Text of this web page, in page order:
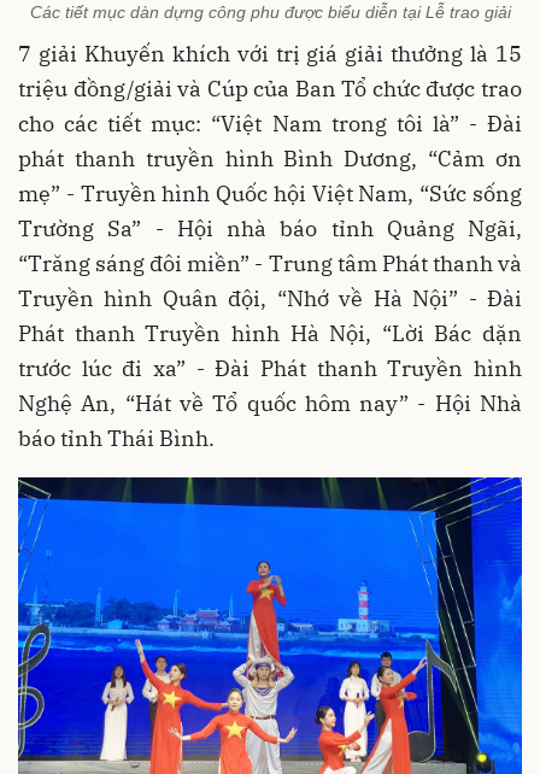
Các tiết mục dàn dựng công phu được biểu diễn tại Lễ trao giải
7 giải Khuyến khích với trị giá giải thưởng là 15
triệu đồng/giải và Cúp của Ban Tổ chức được trao
cho các tiết mục: “Việt Nam trong tôi là” - Đài
phát thanh truyền hình Bình Dương, “Cảm ơn
mẹ” - Truyền hình Quốc hội Việt Nam, “Sức sống
Trường Sa” - Hội nhà báo tỉnh Quảng Ngãi,
“Trăng sáng đôi miền” - Trung tâm Phát thanh và
Truyền hình Quân đội, “Nhớ về Hà Nội” - Đài
Phát thanh Truyền hình Hà Nội, “Lời Bác dặn
trước lúc đi xa” - Đài Phát thanh Truyền hình
Nghệ An, “Hát về Tổ quốc hôm nay” - Hội Nhà
báo tỉnh Thái Bình.